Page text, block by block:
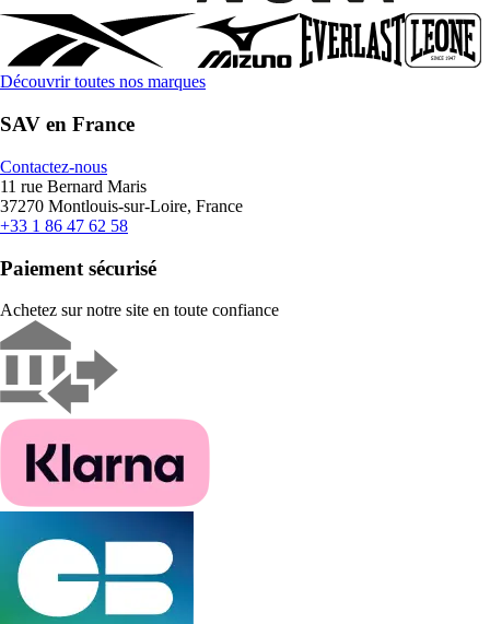
Découvrir toutes nos marques
SAV en France
Contactez-nous
11 rue Bernard Maris
37270 Montlouis-sur-Loire, France
+33 1 86 47 62 58
Paiement sécurisé
Achetez sur notre site en toute confiance